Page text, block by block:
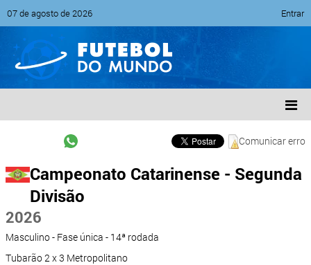
07 de agosto de 2026 Entrar
Comunicar erro
Campeonato Catarinense - Segunda
Divisão
2026
Masculino - Fase única - 14ª rodada
Tubarão 2 x 3 Metropolitano